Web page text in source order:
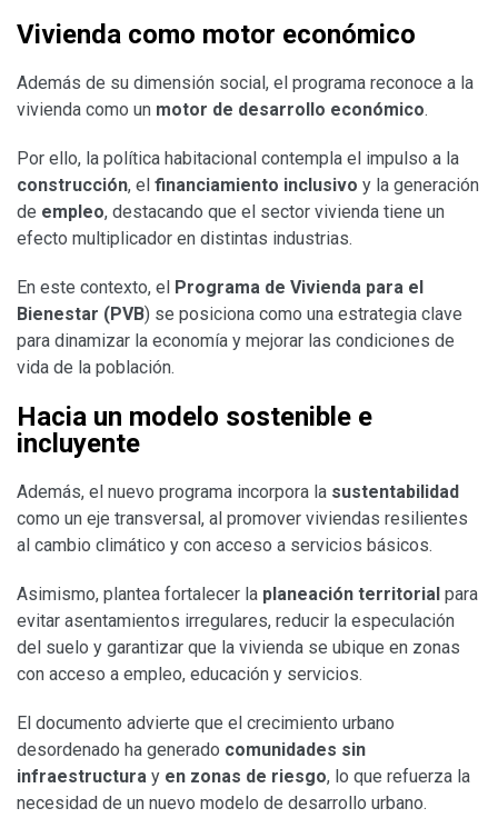
Vivienda como motor económico
Además de su dimensión social, el programa reconoce a la
vivienda como un motor de desarrollo económico.
Por ello, la política habitacional contempla el impulso a la
construcción, el financiamiento inclusivo y la generación
de empleo, destacando que el sector vivienda tiene un
efecto multiplicador en distintas industrias.
En este contexto, el Programa de Vivienda para el
Bienestar (PVB) se posiciona como una estrategia clave
para dinamizar la economía y mejorar las condiciones de
vida de la población.
Hacia un modelo sostenible e
incluyente
Además, el nuevo programa incorpora la sustentabilidad
como un eje transversal, al promover viviendas resilientes
al cambio climático y con acceso a servicios básicos.
Asimismo, plantea fortalecer la planeación territorial para
evitar asentamientos irregulares, reducir la especulación
del suelo y garantizar que la vivienda se ubique en zonas
con acceso a empleo, educación y servicios.
El documento advierte que el crecimiento urbano
desordenado ha generado comunidades sin
infraestructura y en zonas de riesgo, lo que refuerza la
necesidad de un nuevo modelo de desarrollo urbano.